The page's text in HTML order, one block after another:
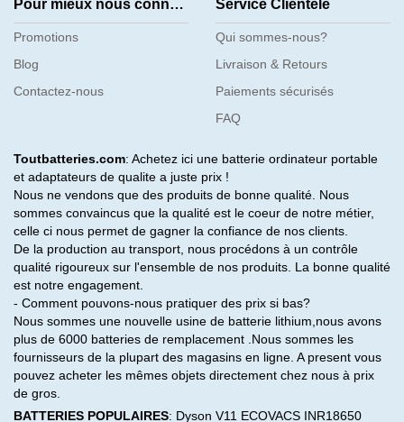
Pour mieux nous connaître
Promotions
Blog
Contactez-nous
Service Clientèle
Qui sommes-nous?
Livraison & Retours
Paiements sécurisés
FAQ
Toutbatteries.com: Achetez ici une batterie ordinateur portable
et adaptateurs de qualite a juste prix !
Nous ne vendons que des produits de bonne qualité. Nous
sommes convaincus que la qualité est le coeur de notre métier,
celle ci nous permet de gagner la confiance de nos clients.
De la production au transport, nous procédons à un contrôle
qualité rigoureux sur l'ensemble de nos produits. La bonne qualité
est notre engagement.
- Comment pouvons-nous pratiquer des prix si bas?
Nous sommes une nouvelle usine de batterie lithium,nous avons
plus de 6000 batteries de remplacement .Nous sommes les
fournisseurs de la plupart des magasins en ligne. A present vous
pouvez acheter les mêmes objets directement chez nous à prix
de gros.
BATTERIES POPULAIRES: Dyson V11 ECOVACS INR18650